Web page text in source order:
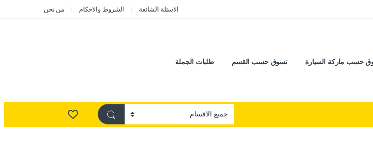
الاسئلة الشائعة الشروط والاحكام من نحن
حسب ماركة السيارة تسوق حسب القسم طلبات الجملة